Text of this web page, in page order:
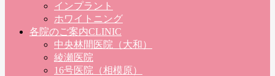
インプラント
ホワイトニング
各院のご案内CLINIC
中央林間医院（大和）
綾瀬医院
16号医院（相模原）